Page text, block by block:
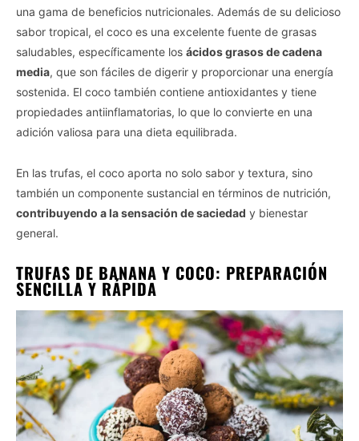
una gama de beneficios nutricionales. Además de su delicioso
sabor tropical, el coco es una excelente fuente de grasas
saludables, específicamente los ácidos grasos de cadena
media, que son fáciles de digerir y proporcionar una energía
sostenida. El coco también contiene antioxidantes y tiene
propiedades antiinflamatorias, lo que lo convierte en una
adición valiosa para una dieta equilibrada.
En las trufas, el coco aporta no solo sabor y textura, sino
también un componente sustancial en términos de nutrición,
contribuyendo a la sensación de saciedad y bienestar
general.
TRUFAS DE BANANA Y COCO: PREPARACIÓN
SENCILLA Y RÁPIDA